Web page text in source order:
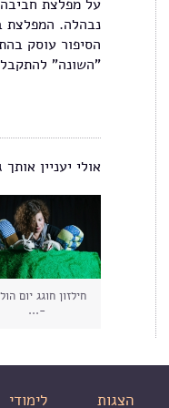
על מפלצת
נבהלה.
הסיפור עוסק
"השונה"
אולי יעניין אותך
חילזון חוגג יום
-...
הצגות לימודי